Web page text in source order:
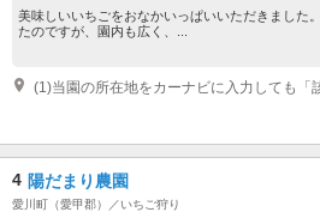
美味しいいちごをおなかいっぱいいただきました
たのですが、園内も広く、...
4 陽だまり農園
愛川町（愛甲郡）／いちご狩り